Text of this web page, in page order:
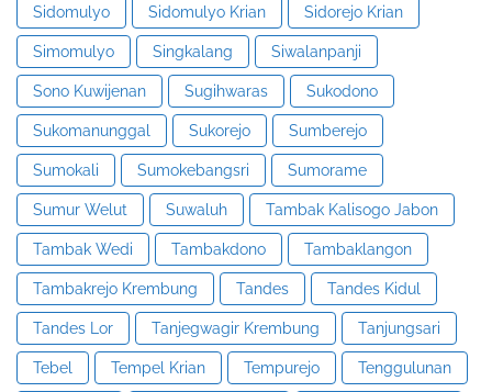
Sidomulyo Sidomulyo Krian Sidorejo Krian
Simomulyo Singkalang Siwalanpanji
Sono Kuwijenan Sugihwaras Sukodono
Sukomanunggal Sukorejo Sumberejo
Sumokali Sumokebangsri Sumorame
Sumur Welut Suwaluh Tambak Kalisogo Jabon
Tambak Wedi Tambakdono Tambaklangon
Tambakrejo Krembung Tandes Tandes Kidul
Tandes Lor Tanjegwagir Krembung Tanjungsari
Tebel Tempel Krian Tempurejo Tenggulunan